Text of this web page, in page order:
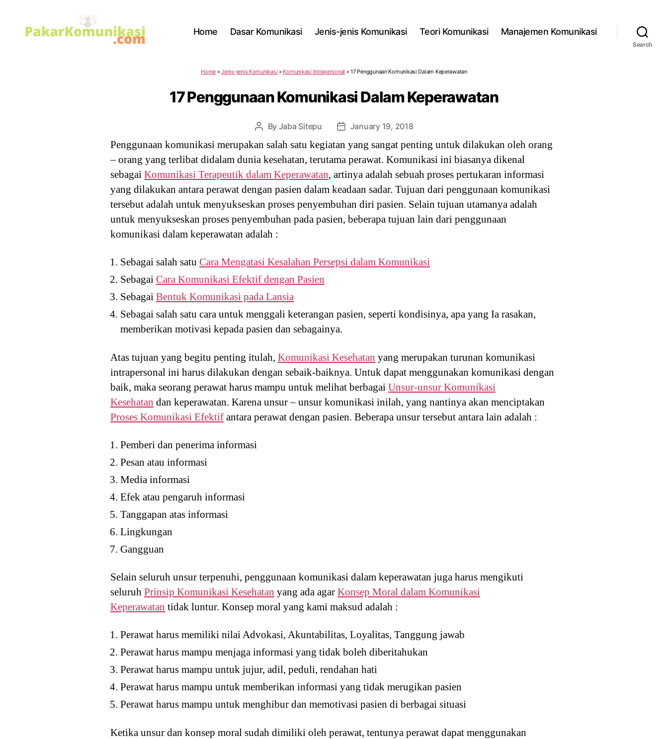
Home Dasar Komunikasi Jenis-jenis Komunikasi Teori Komunikasi Manajemen Komunikasi
Search
Home »Jenis-jenis Komunikasi » Komunikasi Intrapersonal »17 Penggunaan Komunikasi Dalam Keperawatan
17 Penggunaan Komunikasi Dalam Keperawatan
Post
author
By Jaba Sitepu
PostJanuary 19, 2018
Penggunaan komunikasi merupakan salah satu kegiatan yang sangat penting untuk dilakukan oleh orang
– orang yang terlibat didalam dunia kesehatan, terutama perawat. Komunikasi ini biasanya dikenal
sebagai Komunikasi Terapeutik dalam Keperawatan, artinya adalah sebuah proses pertukaran informasi
yang dilakukan antara perawat dengan pasien dalam keadaan sadar. Tujuan dari penggunaan komunikasi
tersebut adalah untuk menyukseskan proses penyembuhan diri pasien. Selain tujuan utamanya adalah
untuk menyukseskan proses penyembuhan pada pasien, beberapa tujuan lain dari penggunaan
komunikasi dalam keperawatan adalah :
Sebagai salah satu Cara Mengatasi Kesalahan Persepsi dalam Komunikasi
Sebagai Cara Komunikasi Efektif dengan Pasien
Sebagai Bentuk Komunikasi pada Lansia
Sebagai salah satu cara untuk menggali keterangan pasien, seperti kondisinya, apa yang Ia rasakan,
memberikan motivasi kepada pasien dan sebagainya.
Atas tujuan yang begitu penting itulah, Komunikasi Kesehatan yang merupakan turunan komunikasi
intrapersonal ini harus dilakukan dengan sebaik-baiknya. Untuk dapat menggunakan komunikasi dengan
baik, maka seorang perawat harus mampu untuk melihat berbagai Unsur-unsur Komunikasi
Kesehatan dan keperawatan. Karena unsur – unsur komunikasi inilah, yang nantinya akan menciptakan
Proses Komunikasi Efektif antara perawat dengan pasien. Beberapa unsur tersebut antara lain adalah :
Pemberi dan penerima informasi
Pesan atau informasi
Media informasi
Efek atau pengaruh informasi
Tanggapan atas informasi
Lingkungan
Gangguan
Selain seluruh unsur terpenuhi, penggunaan komunikasi dalam keperawatan juga harus mengikuti
seluruh Prinsip Komunikasi Kesehatan yang ada agar Konsep Moral dalam Komunikasi
Keperawatan tidak luntur. Konsep moral yang kami maksud adalah :
Perawat harus memiliki nilai Advokasi, Akuntabilitas, Loyalitas, Tanggung jawab
Perawat harus mampu menjaga informasi yang tidak boleh diberitahukan
Perawat harus mampu untuk jujur, adil, peduli, rendahan hati
Perawat harus mampu untuk memberikan informasi yang tidak merugikan pasien
Perawat harus mampu untuk menghibur dan memotivasi pasien di berbagai situasi
Ketika unsur dan konsep moral sudah dimiliki oleh perawat, tentunya perawat dapat menggunakan